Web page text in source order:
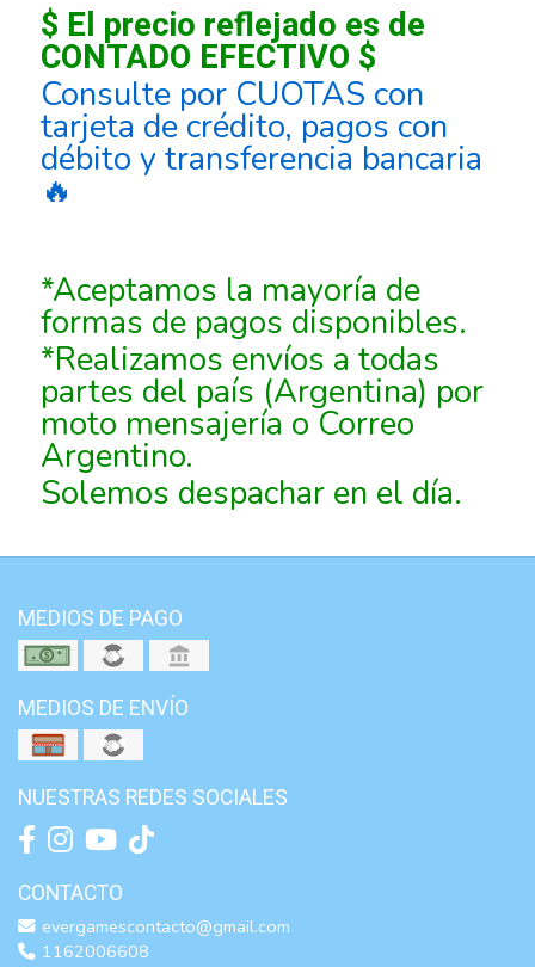
$ El precio reflejado es de
CONTADO EFECTIVO $
Consulte por CUOTAS con
tarjeta de crédito, pagos con
débito y transferencia bancaria
🔥
*Aceptamos la mayoría de
formas de pagos disponibles.
*Realizamos envíos a todas
partes del país (Argentina) por
moto mensajería o Correo
Argentino.
Solemos despachar en el día.
MEDIOS DE PAGO
MEDIOS DE ENVÍO
NUESTRAS REDES SOCIALES
CONTACTO
evergamescontacto@gmail.com
1162006608